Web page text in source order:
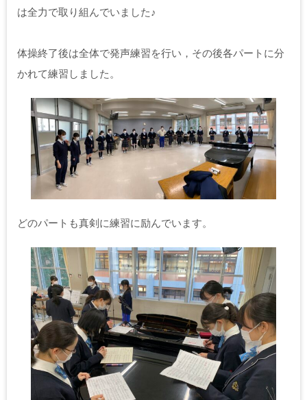
は全力で取り組んでいました♪
体操終了後は全体で発声練習を行い，その後各パートに分
かれて練習しました。
どのパートも真剣に練習に励んでいます。